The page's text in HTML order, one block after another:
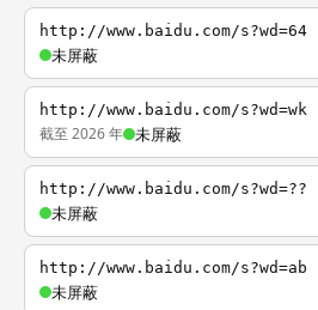
http://www.baidu.com/s?wd=64
未屏蔽
http://www.baidu.com/s?wd=wk
截至 2026 年 未屏蔽
http://www.baidu.com/s?wd=??
未屏蔽
http://www.baidu.com/s?wd=ab
未屏蔽